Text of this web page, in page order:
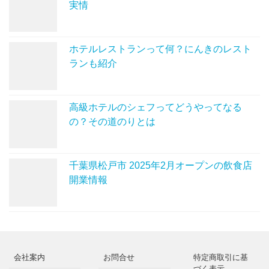
実情
ホテルレストランって何？にんきのレスト
ランも紹介
高級ホテルのシェフってどうやってなる
の？その道のりとは
千葉県松戸市 2025年2月オープンの飲食店
開業情報
会社案内 お問合せ
特定商取引に基